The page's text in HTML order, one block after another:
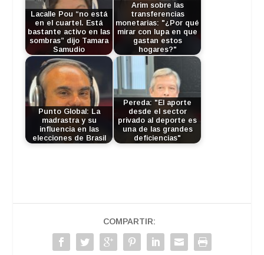
Lacalle Pou “no está
en el cuartel. Está
bastante activo en las
sombras” dijo Tamara
Samudio
Arim sobre las
transferencias
monetarias: "¿Por qué
mirar con lupa en que
gastan estos
hogares?"
Punto Global: La
madrastra y su
influencia en las
elecciones de Brasil
Pereda: "El aporte
desde el sector
privado al deporte es
una de las grandes
deficiencias"
COMPARTIR: